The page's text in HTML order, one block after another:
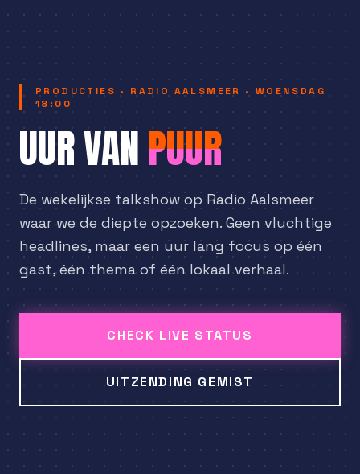
PRODUCTIES • RADIO AALSMEER • WOENSDAG
18:00
UUR VANPUUR
De wekelijkse talkshow op Radio Aalsmeer
waar we de diepte opzoeken. Geen vluchtige
headlines, maar een uur lang focus op één
gast, één thema of één lokaal verhaal.
CHECK LIVE STATUS
UITZENDING GEMIST